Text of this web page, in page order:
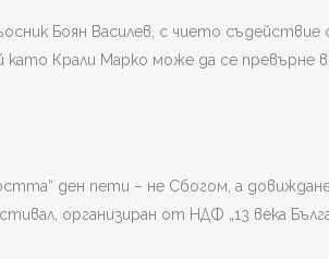
Боян Василев, с чието съдействие
като Крали Марко може да се превърне
ден пети – не Сбогом, а
организиран от НДФ „13 века